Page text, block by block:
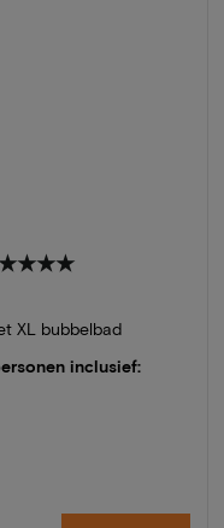
XL bubbelbad
inclusief: